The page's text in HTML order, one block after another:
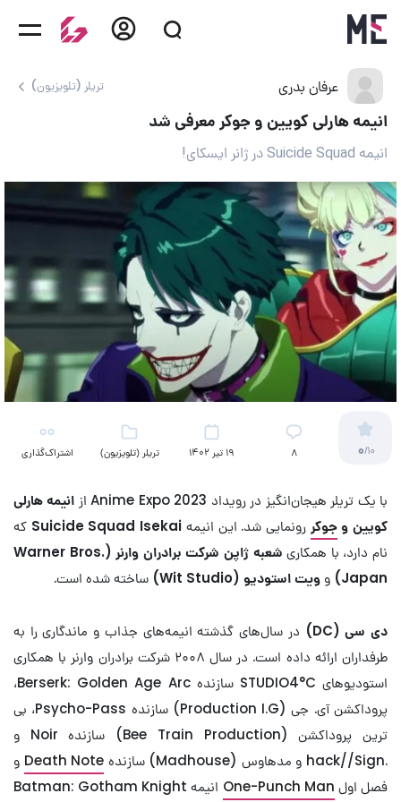
عرفان بدری تریلر (تلویزیون)
انیمه هارلی کویین و جوکر معرفی شد
انیمه Suicide Squad در ژانر ایسکای!
0/10
8 19 تیر 1402 تریلر (تلویزیون) اشتراک‌گذاری
با یک تریلر هیجان‌انگیز در رویداد Anime Expo 2023 از
انیمه هارلی
کویین وجوکر رونمایی شد. این انیمه Suicide Squad Isekai که
نام دارد، با همکاری شعبه ژاپن شرکت برادران وارنر (Warner Bros.
Japan
) و ویت استودیو (Wit Studio
) ساخته شده است.
دی سی (DC
) در سال‌های گذشته انیمه‌های جذاب و ماندگاری را به
طرفداران ارائه داده است. در سال ۲۰۰۸ شرکت برادران وارنر با همکاری
استودیوهای STUDIO4°C سازنده Berserk: Golden Age Arc،
پروداکشن آی. جی (Production I.G) سازنده Psycho-Pass، بی
ترین پروداکشن (Bee Train Production) سازنده Noir و
.hack//Sign و مدهاوس (Madhouse) سازنده
Death Note و
فصل اول One-Punch Man
انیمه Batman: Gotham Knight